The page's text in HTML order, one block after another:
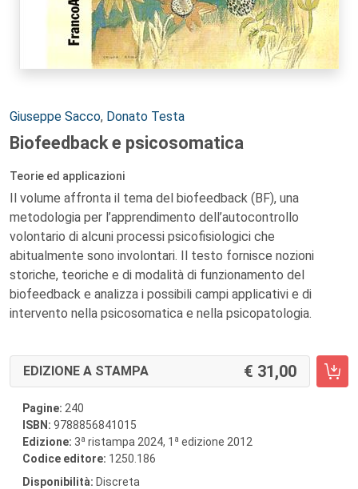
Autori:
Giuseppe Sacco, Donato Testa
Biofeedback e psicosomatica
Teorie ed applicazioni
Il volume affronta il tema del biofeedback (BF), una
metodologia per l’apprendimento dell’autocontrollo
volontario di alcuni processi psicofisiologici che
abitualmente sono involontari. Il testo fornisce nozioni
storiche, teoriche e di modalità di funzionamento del
biofeedback e analizza i possibili campi applicativi e di
intervento nella psicosomatica e nella psicopatologia.
EDIZIONE A STAMPA 31,00
Pagine: 240
ISBN: 9788856841015
Edizione: 3a ristampa 2024, 1 a edizione 2012
Codice editore: 1250.186
Disponibilità: Discreta